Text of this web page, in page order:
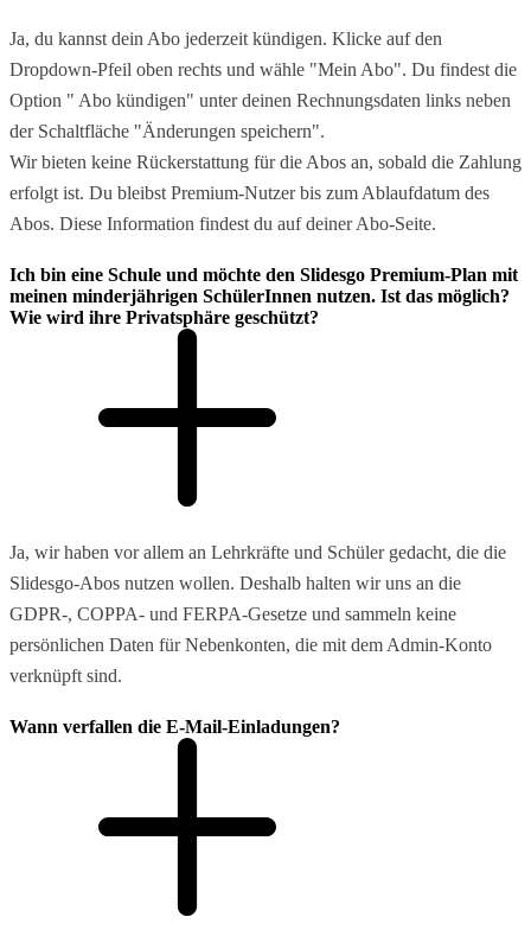
Ja, du kannst dein Abo jederzeit kündigen. Klicke auf den
Dropdown-Pfeil oben rechts und wähle "Mein Abo". Du findest die
Option " Abo kündigen" unter deinen Rechnungsdaten links neben
der Schaltfläche "Änderungen speichern".
Wir bieten keine Rückerstattung für die Abos an, sobald die Zahlung
erfolgt ist. Du bleibst Premium-Nutzer bis zum Ablaufdatum des
Abos. Diese Information findest du auf deiner Abo-Seite.
Ich bin eine Schule und möchte den Slidesgo Premium-Plan mit
meinen minderjährigen SchülerInnen nutzen. Ist das möglich?
Wie wird ihre Privatsphäre geschützt?
Ja, wir haben vor allem an Lehrkräfte und Schüler gedacht, die die
Slidesgo-Abos nutzen wollen. Deshalb halten wir uns an die
GDPR-, COPPA- und FERPA-Gesetze und sammeln keine
persönlichen Daten für Nebenkonten, die mit dem Admin-Konto
verknüpft sind.
Wann verfallen die E-Mail-Einladungen?